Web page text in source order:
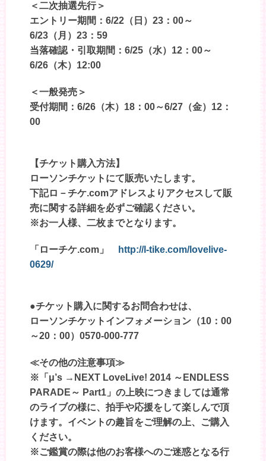
＜二次抽選先行＞
エントリー期間：6/22（日）23：00～
6/23（月）23：59
当落確認・引取期間：6/25（水）12：00～
6/26（木）12:00
＜一般発売＞
受付期間：6/26（木）18：00～6/27（金）12：
00
【チケット購入方法】
ローソンチケットにて販売いたします。
下記ロ－チケ.comアドレスよりアクセスして販
売に関する詳細を必ずご確認ください。
※お一人様、二枚までとなります。
「ローチケ.com」
http://l-tike.com/lovelive-
0629/
●チケット購入に関するお問合わせは、
ローソンチケットインフォメーション（10：00
～20：00）0570-000-777
≪その他の注意事項≫
※「μ’s →NEXT LoveLive! 2014 ～ENDLESS
PARADE～ Part1」の上映につきましては通常
のライブの様に、拍手や応援をして楽しんで頂
けます。イベントの趣旨をご理解の上、ご購入
ください。
※ご鑑賞の際は他のお客様へのご迷惑となる行